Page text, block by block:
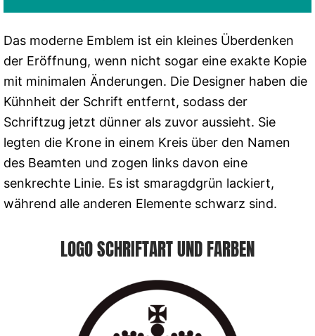
Das moderne Emblem ist ein kleines Überdenken
der Eröffnung, wenn nicht sogar eine exakte Kopie
mit minimalen Änderungen. Die Designer haben die
Kühnheit der Schrift entfernt, sodass der
Schriftzug jetzt dünner als zuvor aussieht. Sie
legten die Krone in einem Kreis über den Namen
des Beamten und zogen links davon eine
senkrechte Linie. Es ist smaragdgrün lackiert,
während alle anderen Elemente schwarz sind.
LOGO SCHRIFTART UND FARBEN